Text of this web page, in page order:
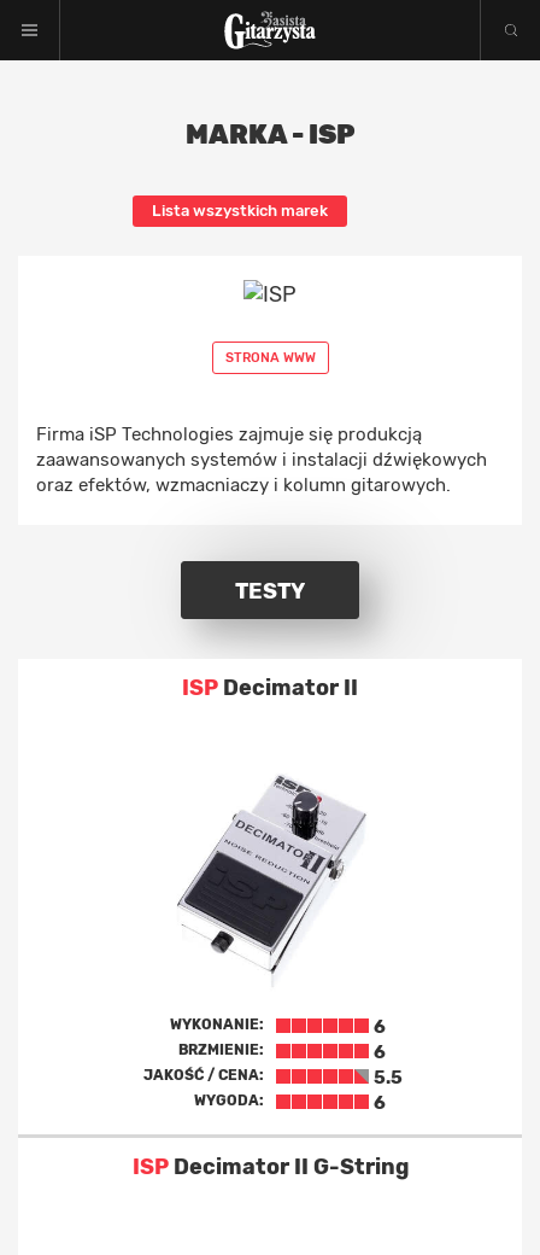
MARKA - ISP
Lista wszystkich marek
STRONA WWW
Firma iSP Technologies zajmuje się produkcją
zaawansowanych systemów i instalacji dźwiękowych
oraz efektów, wzmacniaczy i kolumn gitarowych.
TESTY
ISP Decimator II
WYKONANIE: 6
BRZMIENIE: 6
JAKOŚĆ / CENA: 5.5
WYGODA: 6
ISPDecimator II G-String